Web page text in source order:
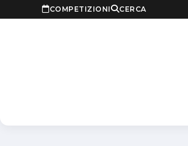
COMPETIZIONI CERCA